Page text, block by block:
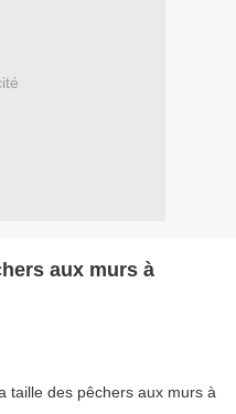
aux murs à